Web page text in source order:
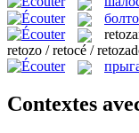
retozo / retocé /
Contextes